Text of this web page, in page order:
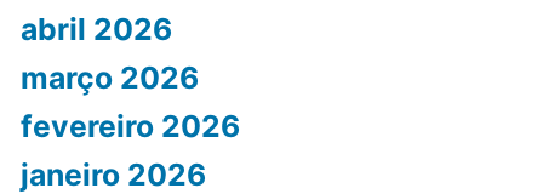
abril 2026
março 2026
fevereiro 2026
janeiro 2026